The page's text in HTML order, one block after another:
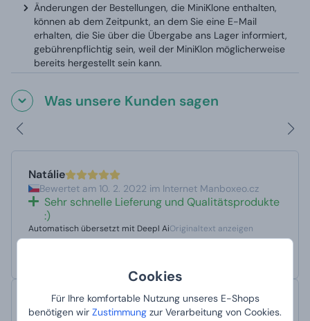
Cookies
Für Ihre komfortable Nutzung unseres E-Shops
benötigen wir Zustimmung zur Verarbeitung von Cookies.
Änderungen der Bestellungen, die MiniKlone enthalten,
können ab dem Zeitpunkt, an dem Sie eine E-Mail
erhalten, die Sie über die Übergabe ans Lager informiert,
gebührenpflichtig sein, weil der MiniKlon möglicherweise
bereits hergestellt sein kann.
Was unsere Kunden sagen
Natálie
Bewertet am 10. 2. 2022 im Internet Manboxeo.cz
Sehr schnelle Lieferung und Qualitätsprodukte
:)
Automatisch übersetzt mit Deepl AiOriginaltext anzeigen
Bewertet am 13. 9. 2021 im Internet Trusted Shops